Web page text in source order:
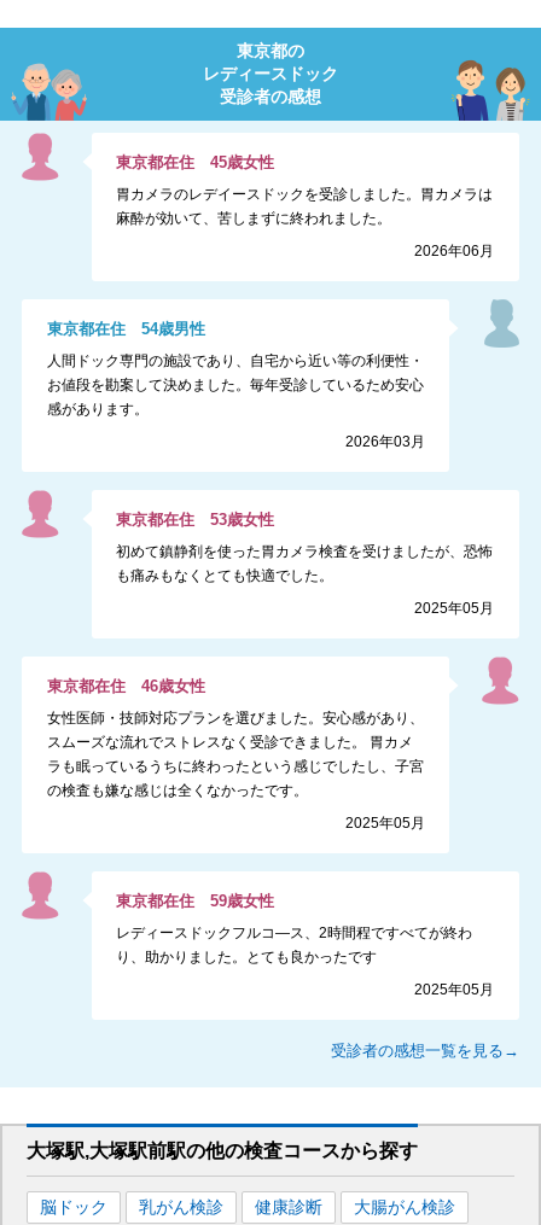
東京都の
レディースドック
受診者の感想
東京都在住45歳女性
胃カメラのレデイースドックを受診しました。胃カメラは
麻酔が効いて、苦しまずに終われました。
2026年06月
東京都在住 54歳男性
人間ドック専門の施設であり、自宅から近い等の利便性・
お値段を勘案して決めました。毎年受診しているため安心
感があります。
2026年03月
東京都在住53歳女性
初めて鎮静剤を使った胃カメラ検査を受けましたが、恐怖
も痛みもなくとても快適でした。
2025年05月
東京都在住 46歳女性
女性医師・技師対応プランを選びました。安心感があり、
スムーズな流れでストレスなく受診できました。 胃カメ
ラも眠っているうちに終わったという感じでしたし、子宮
の検査も嫌な感じは全くなかったです。
2025年05月
東京都在住59歳女性
レディースドックフルコ―ス、2時間程ですべてが終わ
り、助かりました。とても良かったです
2025年05月
受診者の感想一覧を見る→
大塚駅,大塚駅前駅の他の検査コースから探す
脳ドック 乳がん検診 健康診断
大腸がん検診